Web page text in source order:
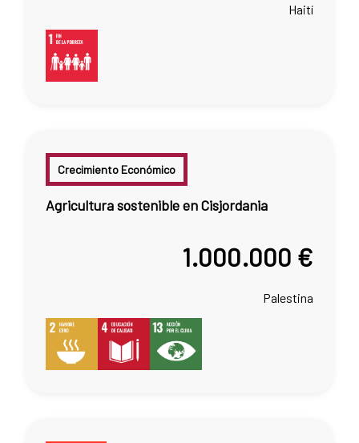
Haití
Crecimiento Económico
Agricultura sostenible en Cisjordania
1.000.000 €
Palestina